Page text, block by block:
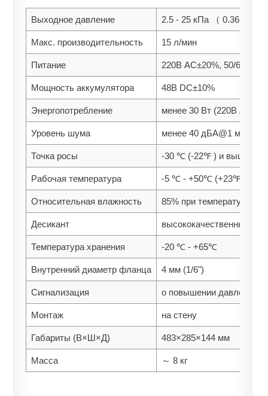
Выходное давление 2.5 - 25 кПа （ 0.36-3.63
Макс. производительность 15 л/мин
Питание 220В AC±20%, 50/60 Гц
Мощность аккумулятора 48В DC±10%
Энергопотребление менее 30 Вт (220В AC/50
Уровень шума менее 40 дБА@1 метр
Точка росы -30 ℃ (-22℉ ) и выше
Рабочая температура -5 ℃ - +50℃ (+23℉ -
Относительная влажность 85% при температуре
Десикант высококачественный
Температура хранения -20 ℃ - +65℃
Внутренний диаметр фланца 4 мм (1/6")
Сигнализация о повышении давления,
Монтаж на стену
Габариты (В×Ш×Д) 483×285×144 мм
Масса ～ 8 кг